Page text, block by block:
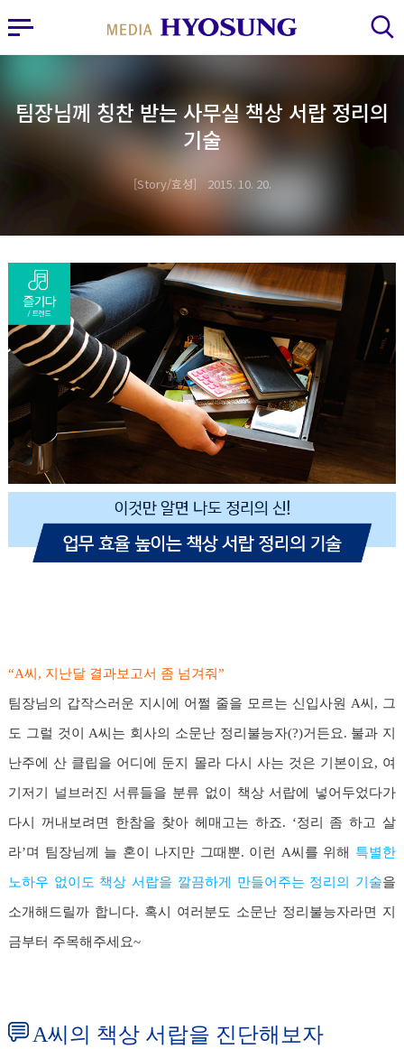
MY FRIEND HYOSUNG
사이드바 열기 검색 레이어 열기
팀장님께 칭찬 받는 사무실 책상 서랍 정리의
기술
Story/효성 2015. 10. 20.
“A씨, 지난달 결과보고서 좀 넘겨줘”
팀장님의 갑작스러운 지시에 어쩔 줄을 모르는 신입사원 A씨, 그
도 그럴 것이 A씨는 회사의 소문난 정리불능자(?)거든요. 불과 지
난주에 산 클립을 어디에 둔지 몰라 다시 사는 것은 기본이요, 여
기저기 널브러진 서류들을 분류 없이 책상 서랍에 넣어두었다가
다시 꺼내보려면 한참을 찾아 헤매고는 하죠. ‘정리 좀 하고 살
라’며 팀장님께 늘 혼이 나지만 그때뿐. 이런 A씨를 위해 특별한
노하우 없이도 책상 서랍을 깔끔하게 만들어주는 정리의 기술을
소개해드릴까 합니다. 혹시 여러분도 소문난 정리불능자라면 지
금부터 주목해주세요~
A씨의 책상 서랍을 진단해보자